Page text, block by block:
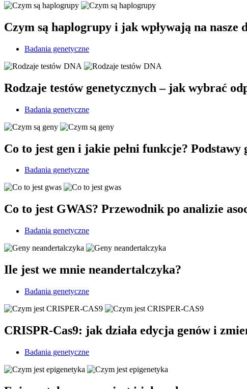
Czym są haplogrupy i jak wpływają na nasze
Badania genetyczne
Rodzaje testów genetycznych – jak wybrać
Badania genetyczne
Co to jest gen i jakie pełni funkcje? Podstawy
Badania genetyczne
Co to jest GWAS? Przewodnik po analizie
Badania genetyczne
Ile jest we mnie neandertalczyka?
Badania genetyczne
CRISPR-Cas9: jak działa edycja genów i
Badania genetyczne